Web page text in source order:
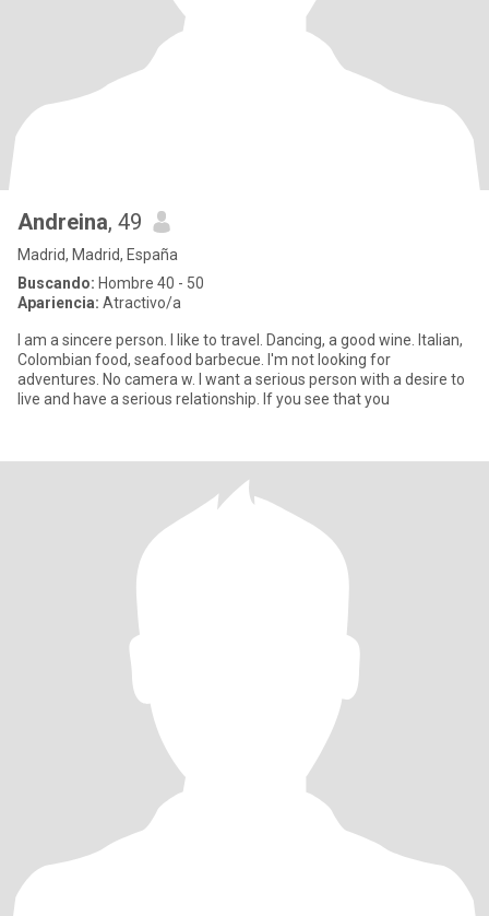
Andreina, 49
Madrid, Madrid, España
Buscando: Hombre 40 - 50
Apariencia: Atractivo/a
I am a sincere person. I like to travel. Dancing, a good wine. Italian,
Colombian food, seafood barbecue. I'm not looking for
adventures. No camera w. I want a serious person with a desire to
live and have a serious relationship. If you see that you